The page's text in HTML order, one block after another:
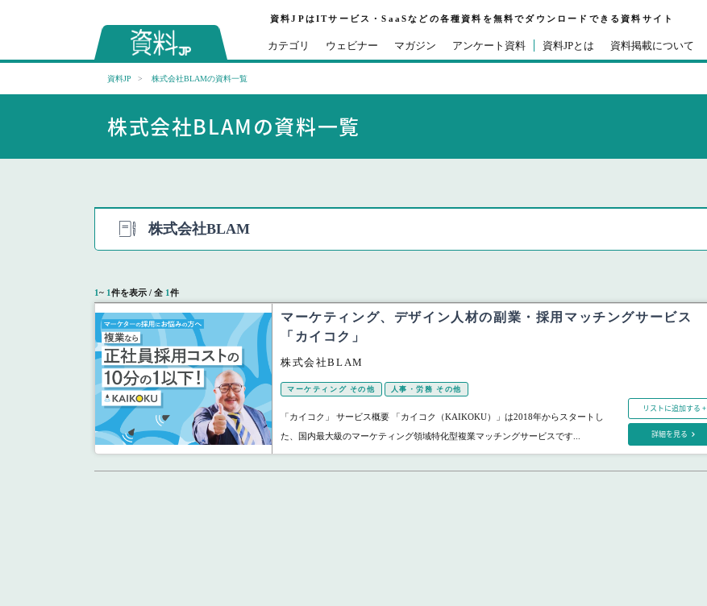
資料JPはITサービス・SaaSなどの各種資料を無料でダウンロードできる資料サイト
カテゴリ ウェビナー マガジン アンケート資料 資料JPとは 資料掲載について
資料JP 株式会社BLAMの資料一覧
株式会社BLAMの資料一覧
株式会社BLAM
1~ 1件を表示 / 全 1件
マーケティング、デザイン人材の副業・採用マッチングサービス
「カイコク」
株式会社BLAM
マーケティング その他 人事・労務 その他
「カイコク」 サービス概要 「カイコク（KAIKOKU）」は2018年からスタートし
た、国内最大級のマーケティング領域特化型複業マッチングサービスです...
リストに追加する +
詳細を見る